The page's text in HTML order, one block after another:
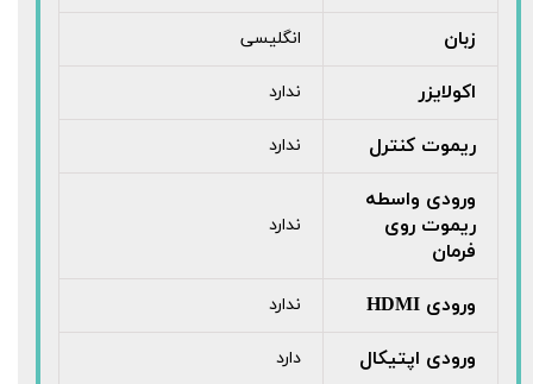
زبان انگلیسی
اکولایزر ندارد
ریموت کنترل ندارد
ورودی واسطه
ریموت روی
فرمان
ندارد
ورودی HDMI ندارد
ورودی اپتیکال دارد